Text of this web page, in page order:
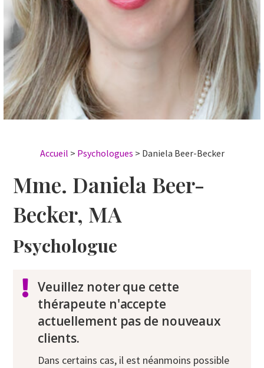
Accueil > Psychologues > Daniela Beer-Becker
Mme. Daniela Beer-
Becker, MA
Psychologue
Veuillez noter que cette
thérapeute n'accepte
actuellement pas de nouveaux
clients.
Dans certains cas, il est néanmoins possible